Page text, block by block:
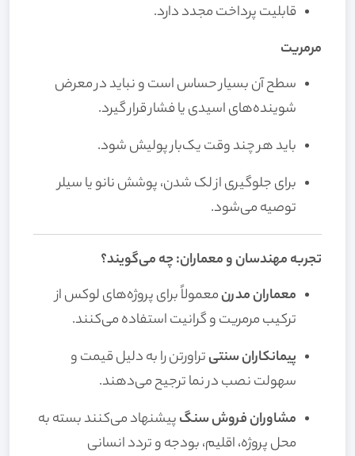
قابلیت پرداخت مجدد دارد.
مرمریت
سطح آن بسیار حساس است و نباید در معرض
شوینده‌های اسیدی یا فشار قرار گیرد.
باید هر چند وقت یک‌بار پولیش شود.
برای جلوگیری از لک شدن، پوشش نانو یا سیلر
توصیه می‌شود.
تجربه مهندسان و معماران: چه می‌گویند؟
معماران مدرنمعمولاً برای پروژه‌های لوکس از
ترکیب مرمریت و گرانیت استفاده می‌کنند.
پیمانکاران سنتیتراورتن را به دلیل قیمت و
سهولت نصب در نما ترجیح می‌دهند.
مشاوران فروش سنگپیشنهاد می‌کنند بسته به
محل پروژه، اقلیم، بودجه و تردد انسانی